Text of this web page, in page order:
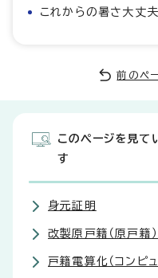
これからの暑さ大丈
前のペ
このページを見て
す
身元証明
改製原戸籍（原戸籍
戸籍電算化（コンピュ